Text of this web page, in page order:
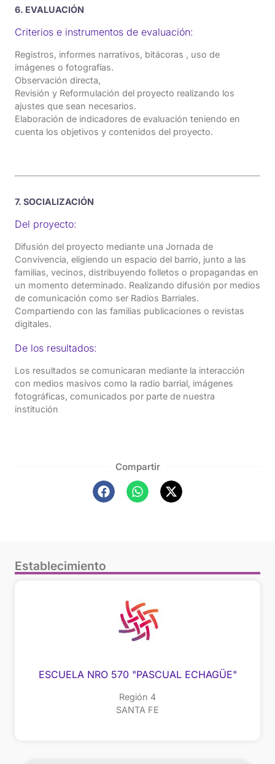
6. EVALUACIÓN
Criterios e instrumentos de evaluación:
Registros, informes narrativos, bitácoras , uso de
imágenes o fotografías.
Observación directa,
Revisión y Reformulación del proyecto realizando los
ajustes que sean necesarios.
Elaboración de indicadores de evaluación teniendo en
cuenta los objetivos y contenidos del proyecto.
7. SOCIALIZACIÓN
Del proyecto:
Difusión del proyecto mediante una Jornada de
Convivencia, eligiendo un espacio del barrio, junto a las
familias, vecinos, distribuyendo folletos o propagandas en
un momento determinado. Realizando difusión por medios
de comunicación como ser Radios Barriales.
Compartiendo con las familias publicaciones o revistas
digitales.
De los resultados:
Los resultados se comunicaran mediante la interacción
con medios masivos como la radio barrial, imágenes
fotográficas, comunicados por parte de nuestra
institución
Compartir
Establecimiento
ESCUELA NRO 570 "PASCUAL ECHAGÜE"
Región 4
SANTA FE